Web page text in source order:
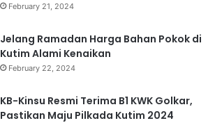
February 21, 2024
Jelang Ramadan Harga Bahan Pokok di
Kutim Alami Kenaikan
February 22, 2024
KB-Kinsu Resmi Terima B1 KWK Golkar,
Pastikan Maju Pilkada Kutim 2024